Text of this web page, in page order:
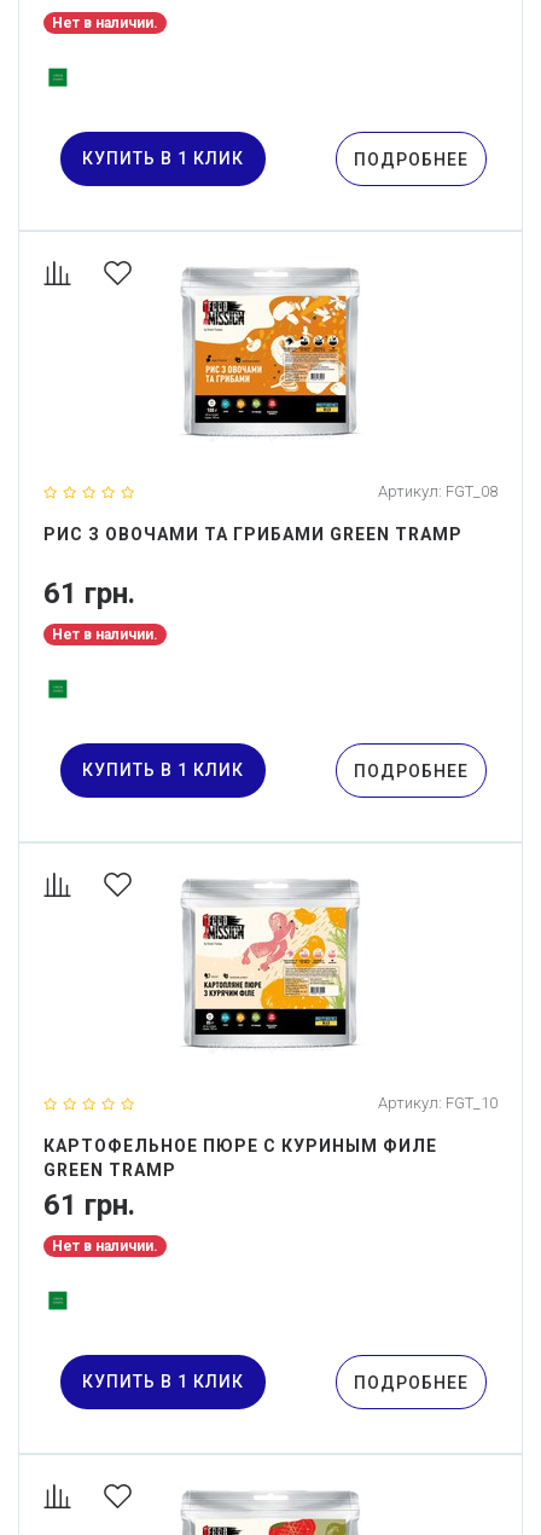
Нет в наличии.
КУПИТЬ В 1 КЛИК ПОДРОБНЕЕ
Артикул: FGT_08
РИС З ОВОЧАМИ ТА ГРИБАМИ GREEN TRAMP
61 грн.
Нет в наличии.
КУПИТЬ В 1 КЛИК ПОДРОБНЕЕ
Артикул: FGT_10
КАРТОФЕЛЬНОЕ ПЮРЕ С КУРИНЫМ ФИЛЕ
GREEN TRAMP
61 грн.
Нет в наличии.
КУПИТЬ В 1 КЛИК ПОДРОБНЕЕ